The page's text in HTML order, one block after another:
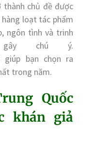
thành chủ đề được
loạt tác phẩm
ngôn tình và trinh
chú ý.
giúp bạn chọn ra
trong năm.
Quốc
khán giả